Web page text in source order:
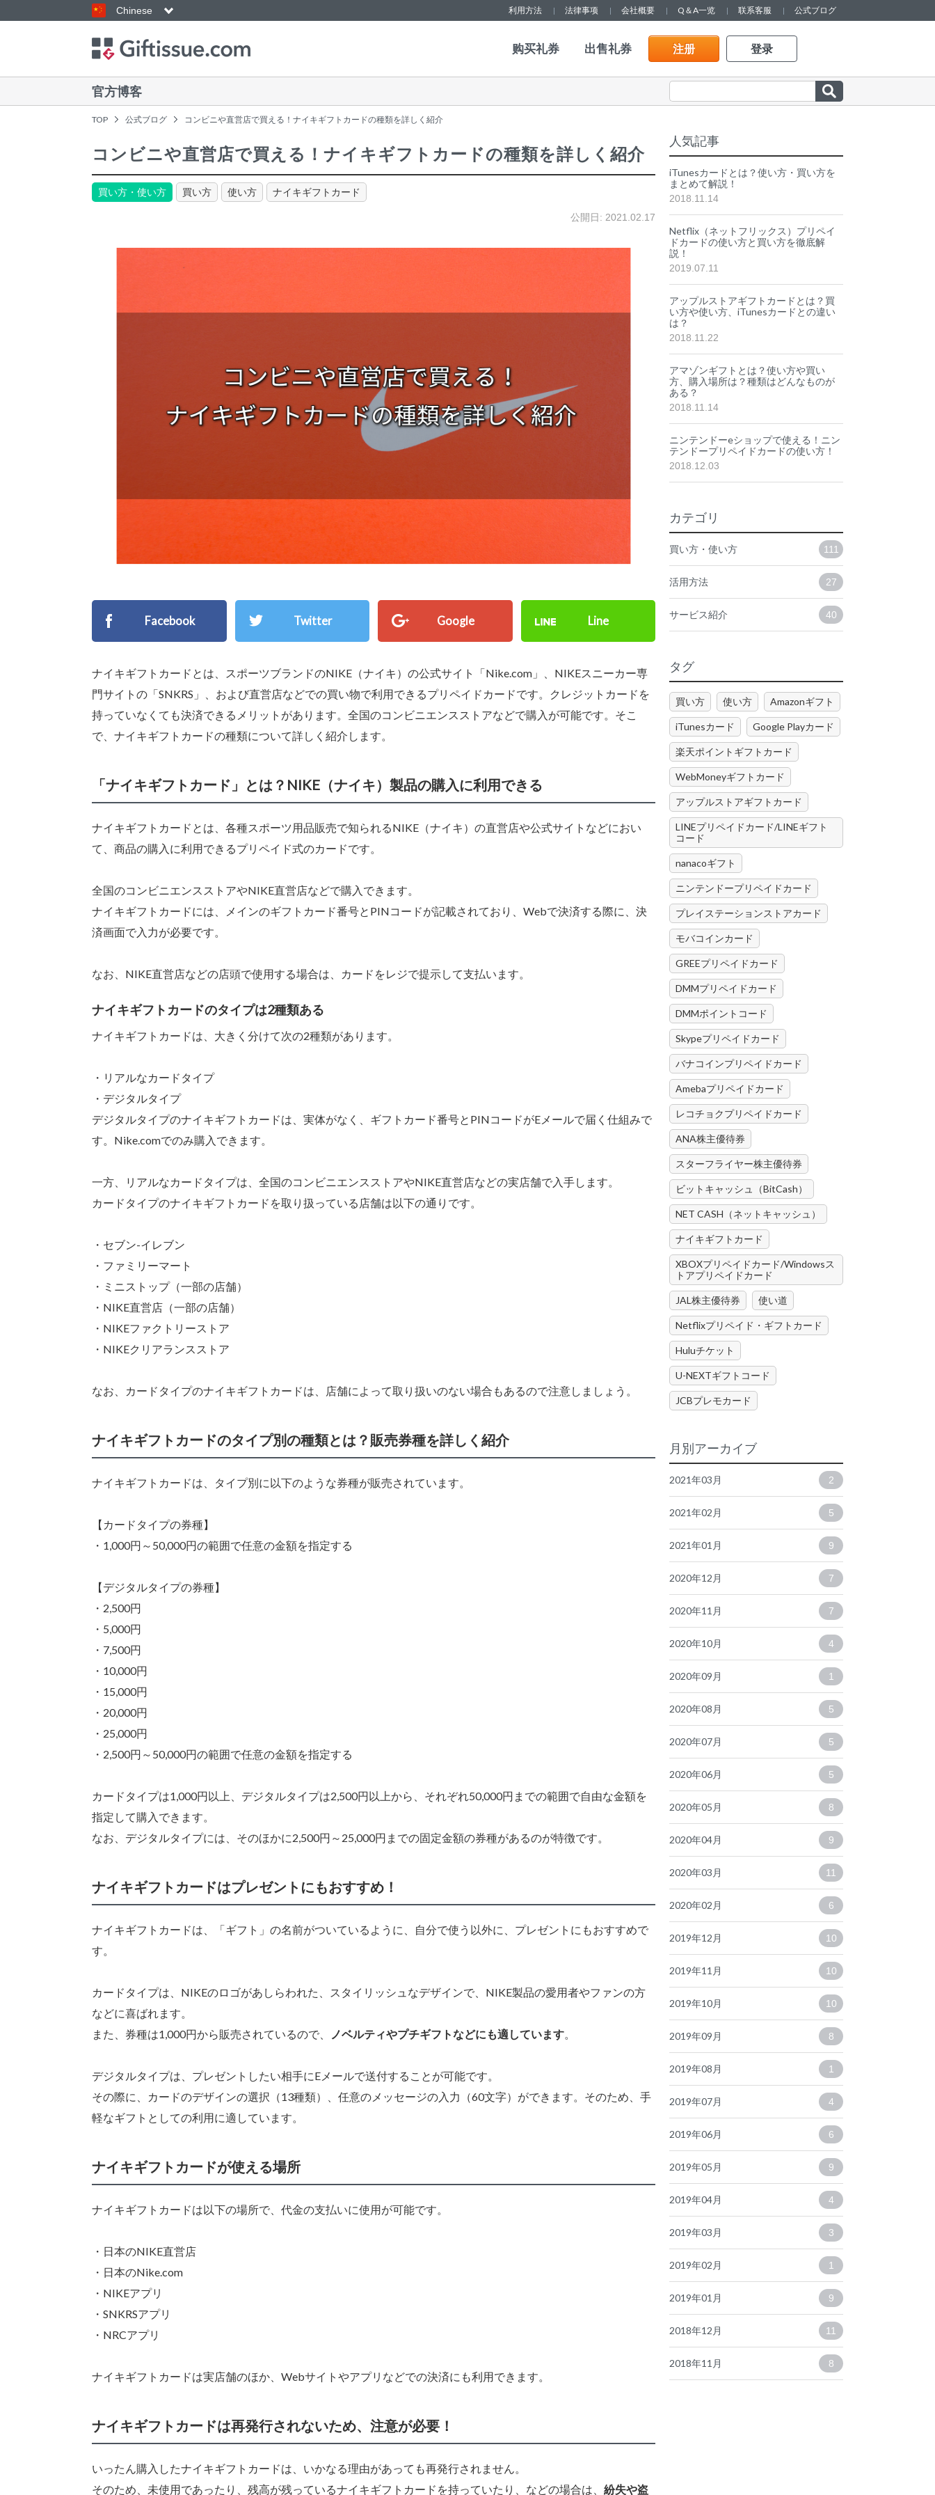
Chinese 利用方法 法律事项 会社概要 Q＆A一览 联系客服 公式ブログ
购买礼券 出售礼券 注册 登录
官方博客
TOP 公式ブログ コンビニや直営店で買える！ナイキギフトカードの種類を詳しく紹介
コンビニや直営店で買える！ナイキギフトカードの種類を詳しく紹介
買い方・使い方 買い方 使い方 ナイキギフトカード
公開日: 2021.02.17
Facebook Twitter Google Line
ナイキギフトカードとは、スポーツブランドのNIKE（ナイキ）の公式サイト「Nike.com」、NIKEスニーカー専
門サイトの「SNKRS」、および直営店などでの買い物で利用できるプリペイドカードです。クレジットカードを
持っていなくても決済できるメリットがあります。全国のコンビニエンスストアなどで購入が可能です。そこ
で、ナイキギフトカードの種類について詳しく紹介します。
「ナイキギフトカード」とは？NIKE（ナイキ）製品の購入に利用できる
ナイキギフトカードとは、各種スポーツ用品販売で知られるNIKE（ナイキ）の直営店や公式サイトなどにおい
て、商品の購入に利用できるプリペイド式のカードです。
全国のコンビニエンスストアやNIKE直営店などで購入できます。
ナイキギフトカードには、メインのギフトカード番号とPINコードが記載されており、Webで決済する際に、決
済画面で入力が必要です。
なお、NIKE直営店などの店頭で使用する場合は、カードをレジで提示して支払います。
ナイキギフトカードのタイプは2種類ある
ナイキギフトカードは、大きく分けて次の2種類があります。
・リアルなカードタイプ
・デジタルタイプ
デジタルタイプのナイキギフトカードは、実体がなく、ギフトカード番号とPINコードがEメールで届く仕組みで
す。Nike.comでのみ購入できます。
一方、リアルなカードタイプは、全国のコンビニエンスストアやNIKE直営店などの実店舗で入手します。
カードタイプのナイキギフトカードを取り扱っている店舗は以下の通りです。
・セブン-イレブン
・ファミリーマート
・ミニストップ（一部の店舗）
・NIKE直営店（一部の店舗）
・NIKEファクトリーストア
・NIKEクリアランスストア
なお、カードタイプのナイキギフトカードは、店舗によって取り扱いのない場合もあるので注意しましょう。
ナイキギフトカードのタイプ別の種類とは？販売券種を詳しく紹介
ナイキギフトカードは、タイプ別に以下のような券種が販売されています。
【カードタイプの券種】
・1,000円～50,000円の範囲で任意の金額を指定する
【デジタルタイプの券種】
・2,500円
・5,000円
・7,500円
・10,000円
・15,000円
・20,000円
・25,000円
・2,500円～50,000円の範囲で任意の金額を指定する
カードタイプは1,000円以上、デジタルタイプは2,500円以上から、それぞれ50,000円までの範囲で自由な金額を
指定して購入できます。
なお、デジタルタイプには、そのほかに2,500円～25,000円までの固定金額の券種があるのが特徴です。
ナイキギフトカードはプレゼントにもおすすめ！
ナイキギフトカードは、「ギフト」の名前がついているように、自分で使う以外に、プレゼントにもおすすめで
す。
カードタイプは、NIKEのロゴがあしらわれた、スタイリッシュなデザインで、NIKE製品の愛用者やファンの方
などに喜ばれます。
また、券種は1,000円から販売されているので、
ノベルティやプチギフトなどにも適しています。
デジタルタイプは、プレゼントしたい相手にEメールで送付することが可能です。
その際に、カードのデザインの選択（13種類）、任意のメッセージの入力（60文字）ができます。そのため、手
軽なギフトとしての利用に適しています。
ナイキギフトカードが使える場所
ナイキギフトカードは以下の場所で、代金の支払いに使用が可能です。
・日本のNIKE直営店
・日本のNike.com
・NIKEアプリ
・SNKRSアプリ
・NRCアプリ
ナイキギフトカードは実店舗のほか、Webサイトやアプリなどでの決済にも利用できます。
ナイキギフトカードは再発行されないため、注意が必要！
いったん購入したナイキギフトカードは、いかなる理由があっても再発行されません。
そのため、未使用であったり、残高が残っているナイキギフトカードを持っていたり、などの場合は、 紛失や盗
人気記事
iTunesカードとは？使い方・買い方を
まとめて解説！
2018.11.14
Netflix（ネットフリックス）プリペイ
ドカードの使い方と買い方を徹底解
説！
2019.07.11
アップルストアギフトカードとは？買
い方や使い方、iTunesカードとの違い
は？
2018.11.22
アマゾンギフトとは？使い方や買い
方、購入場所は？種類はどんなものが
ある？
2018.11.14
ニンテンドーeショップで使える！ニン
テンドープリペイドカードの使い方！
2018.12.03
カテゴリ
買い方・使い方 111
活用方法 27
サービス紹介 40
タグ
買い方 使い方 Amazonギフト
iTunesカード Google Playカード
楽天ポイントギフトカード
WebMoneyギフトカード
アップルストアギフトカード
LINEプリペイドカード/LINEギフト
コード
nanacoギフト
ニンテンドープリペイドカード
プレイステーションストアカード
モバコインカード
GREEプリペイドカード
DMMプリペイドカード
DMMポイントコード
Skypeプリペイドカード
バナコインプリペイドカード
Amebaプリペイドカード
レコチョクプリペイドカード
ANA株主優待券
スターフライヤー株主優待券
ビットキャッシュ（BitCash）
NET CASH（ネットキャッシュ）
ナイキギフトカード
XBOXプリペイドカード/Windowsス
トアプリペイドカード
JAL株主優待券 使い道
Netflixプリペイド・ギフトカード
Huluチケット
U-NEXTギフトコード
JCBプレモカード
月別アーカイブ
2021年03月 2
2021年02月 5
2021年01月 9
2020年12月 7
2020年11月 7
2020年10月 4
2020年09月 1
2020年08月 5
2020年07月 5
2020年06月 5
2020年05月 8
2020年04月 9
2020年03月 11
2020年02月 6
2019年12月 10
2019年11月 10
2019年10月 10
2019年09月 8
2019年08月 1
2019年07月 4
2019年06月 6
2019年05月 9
2019年04月 4
2019年03月 3
2019年02月 1
2019年01月 9
2018年12月 11
2018年11月 8